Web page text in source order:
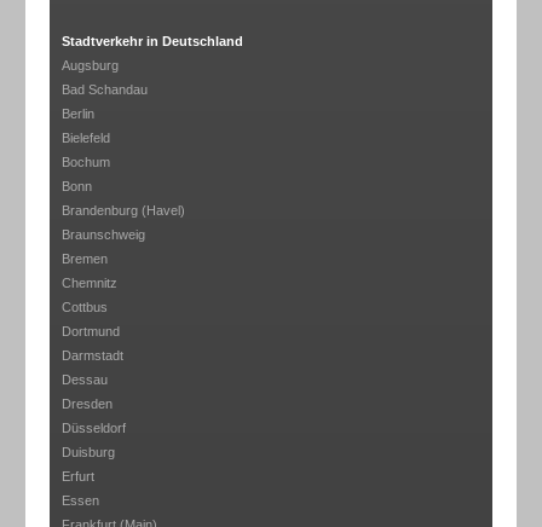
Stadtverkehr in Deutschland
Augsburg
Bad Schandau
Berlin
Bielefeld
Bochum
Bonn
Brandenburg (Havel)
Braunschweig
Bremen
Chemnitz
Cottbus
Dortmund
Darmstadt
Dessau
Dresden
Düsseldorf
Duisburg
Erfurt
Essen